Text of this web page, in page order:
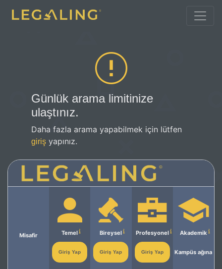
Günlük arama limitinize
ulaştınız.
Daha fazla arama yapabilmek için lütfen
giriş yapınız.
Misafir Temel
Giriş Yap
Bireysel
Giriş Yap
Profesyonel
Giriş Yap
Akademik
Kampüs ağına